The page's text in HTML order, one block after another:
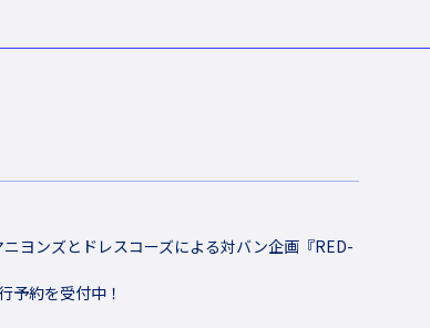
ヨンズとドレスコーズによる対バン企画『RED-
予約を受付中！